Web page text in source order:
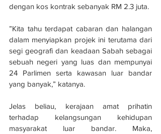
dengan kos kontrak sebanyak RM 2.3 juta.
”Kita tahu terdapat cabaran dan halangan
dalam menyiapkan projek ini terutama dari
segi geografi dan keadaan Sabah sebagai
sebuah negeri yang luas dan mempunyai
24 Parlimen serta kawasan luar bandar
yang banyak,” katanya.
Jelas beliau, kerajaan amat prihatin
terhadap kelangsungan kehidupan
masyarakat luar bandar. Maka,